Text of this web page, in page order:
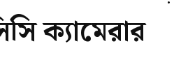
ক্যামেরার